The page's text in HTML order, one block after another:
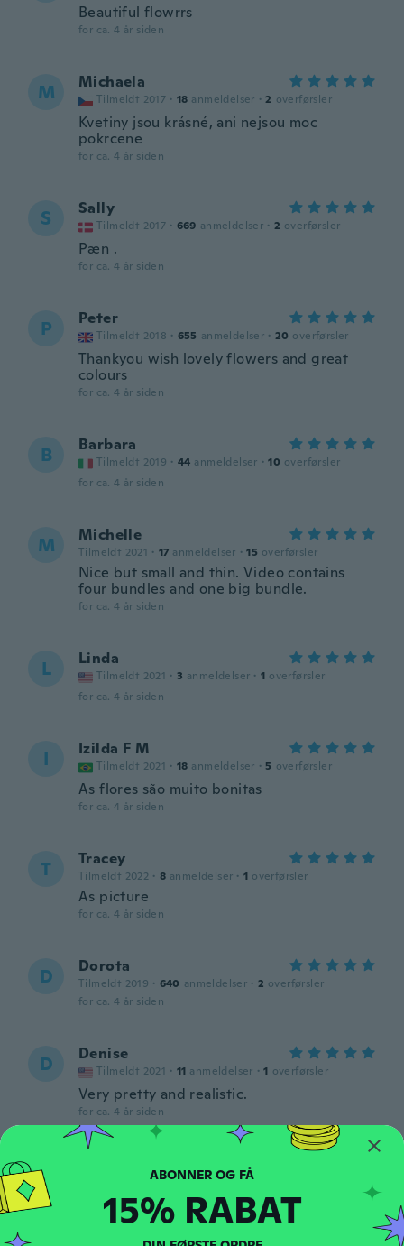
Beautiful flowrrs
for ca. 4 år siden
M Michaela
Tilmeldt 2017 · 18 anmeldelser · 2 overførsler
Kvetiny jsou krásné, ani nejsou moc
pokrcene
for ca. 4 år siden
S Sally
Tilmeldt 2017 · 669 anmeldelser · 2 overførsler
Pæn .
for ca. 4 år siden
P Peter
Tilmeldt 2018 · 655 anmeldelser · 20 overførsler
Thankyou wish lovely flowers and great
colours
for ca. 4 år siden
B Barbara
Tilmeldt 2019 · 44 anmeldelser · 10 overførsler
for ca. 4 år siden
M Michelle
Tilmeldt 2021 · 17 anmeldelser · 15 overførsler
Nice but small and thin. Video contains
four bundles and one big bundle.
for ca. 4 år siden
L Linda
Tilmeldt 2021 · 3 anmeldelser · 1 overførsler
for ca. 4 år siden
I Izilda F M
Tilmeldt 2021 · 18 anmeldelser · 5 overførsler
As flores são muito bonitas
for ca. 4 år siden
T Tracey
Tilmeldt 2022 · 8 anmeldelser · 1 overførsler
As picture
for ca. 4 år siden
D Dorota
Tilmeldt 2019 · 640 anmeldelser · 2 overførsler
for ca. 4 år siden
D Denise
Tilmeldt 2021 · 11 anmeldelser · 1 overførsler
Very pretty and realistic.
for ca. 4 år siden
C Tilmeldt 2019 · 1 anmeldelser
for ca. 4 år siden
15% RABAT